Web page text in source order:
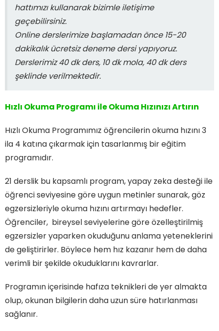
hattımızı kullanarak bizimle iletişime
geçebilirsiniz.
Online derslerimize başlamadan önce 15-20
dakikalık ücretsiz deneme dersi yapıyoruz.
Derslerimiz 40 dk ders, 10 dk mola, 40 dk ders
şeklinde verilmektedir.
Hızlı Okuma Programı ile Okuma Hızınızı Artırın
Hızlı Okuma Programımız öğrencilerin okuma hızını 3
ila 4 katına çıkarmak için tasarlanmış bir eğitim
programıdır.
21 derslik bu kapsamlı program, yapay zeka desteği ile
öğrenci seviyesine göre uygun metinler sunarak, göz
egzersizleriyle okuma hızını artırmayı hedefler.
Öğrenciler, bireysel seviyelerine göre özelleştirilmiş
egzersizler yaparken okuduğunu anlama yeteneklerini
de geliştirirler. Böylece hem hız kazanır hem de daha
verimli bir şekilde okuduklarını kavrarlar.
Programın içerisinde hafıza teknikleri de yer almakta
olup, okunan bilgilerin daha uzun süre hatırlanması
sağlanır.